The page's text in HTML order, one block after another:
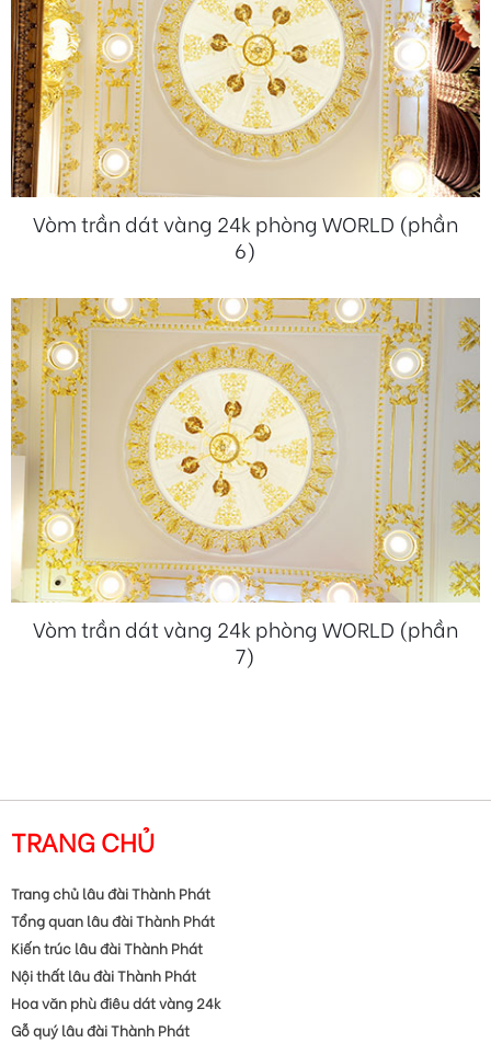
Vòm trần dát vàng 24k phòng WORLD (phần
6)
Vòm trần dát vàng 24k phòng WORLD (phần
7)
TRANG CHỦ
Trang chủ lâu đài Thành Phát
Tổng quan lâu đài Thành Phát
Kiến trúc lâu đài Thành Phát
Nội thất lâu đài Thành Phát
Hoa văn phù điêu dát vàng 24k
Gỗ quý lâu đài Thành Phát